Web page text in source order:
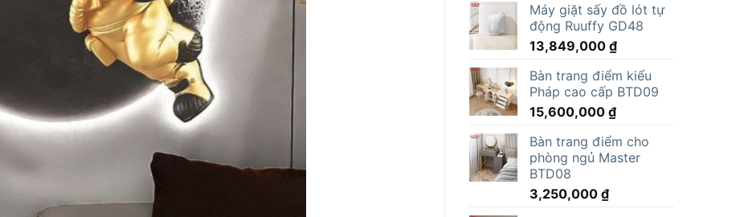
Máy giặt sấy đồ lót tự
động Ruuffy GD48
13,849,000 ₫
Bàn trang điểm kiểu
Pháp cao cấp BTD09
15,600,000 ₫
Bàn trang điểm cho
phòng ngủ Master
BTD08
3,250,000 ₫